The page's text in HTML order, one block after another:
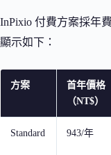
InPixio 付費方案採年
顯示如下：
方案
首年價格
（NT$）
Standard 943/年